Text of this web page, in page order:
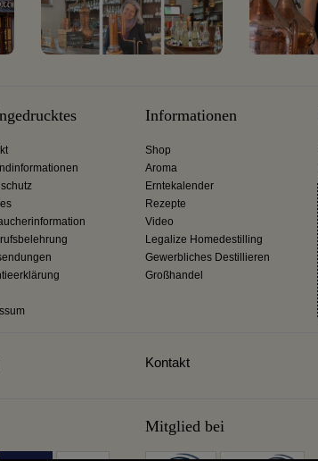
Informationen
Shop
Aroma
Erntekalender
Rezepte
Video
Legalize Homedestilling
Gewerbliches Destillieren
Großhandel
Kontakt
Mitglied bei